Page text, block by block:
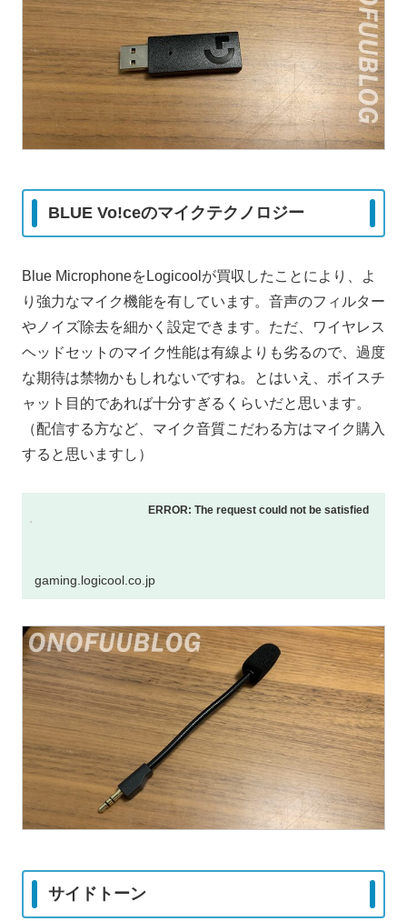
BLUE Vo!ceのマイクテクノロジー
Blue MicrophoneをLogicoolが買収したことにより、よ
り強力なマイク機能を有しています。音声のフィルター
やノイズ除去を細かく設定できます。ただ、ワイヤレス
ヘッドセットのマイク性能は有線よりも劣るので、過度
な期待は禁物かもしれないですね。とはいえ、ボイスチ
ャット目的であれば十分すぎるくらいだと思います。
（配信する方など、マイク音質こだわる方はマイク購入
すると思いますし）
ERROR: The request could not be satisfied
gaming.logicool.co.jp
サイドトーン